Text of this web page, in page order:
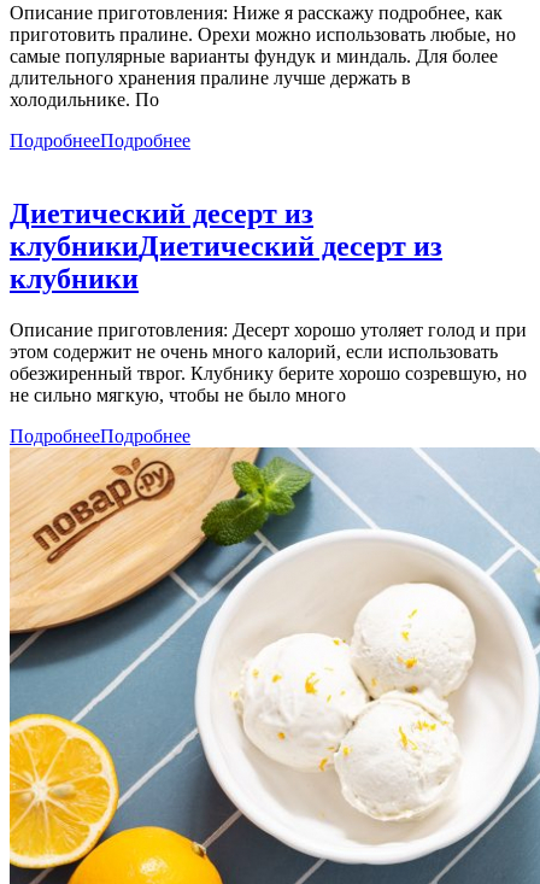
Описание приготовления: Ниже я расскажу подробнее, как
приготовить пралине. Орехи можно использовать любые, но
самые популярные варианты фундук и миндаль. Для более
длительного хранения пралине лучше держать в
холодильнике. По
ПодробнееПодробнее
Диетический десерт из
клубникиДиетический десерт из
клубники
Описание приготовления: Десерт хорошо утоляет голод и при
этом содержит не очень много калорий, если использовать
обезжиренный тврог. Клубнику берите хорошо созревшую, но
не сильно мягкую, чтобы не было много
ПодробнееПодробнее